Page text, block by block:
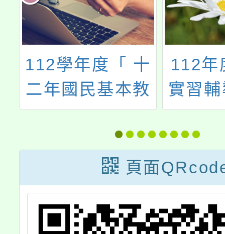
112年度「教育
實習輔導教師輔
導知能培訓研
親子
育創
頁面